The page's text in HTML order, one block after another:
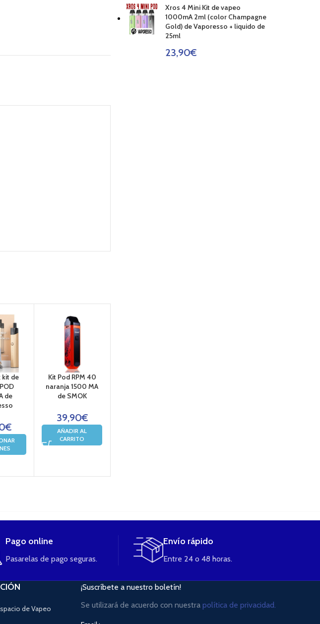
kit de
de
€
Kit Pod RPM 40
naranja 1500 MA
de SMOK
39,90€
AÑADIR AL
CARRITO
Xros 4 Mini Kit de vapeo
1000mA 2ml (color Champagne
Gold) de Vaporesso + liquido de
25ml
23,90€
Pago online
Pasarelas de pago seguras.
Envío rápido
Entre 24 o 48 horas.
de Vapeo
¡Suscríbete a nuestro boletín!
Se utilizará de acuerdo con nuestra política de privacidad.